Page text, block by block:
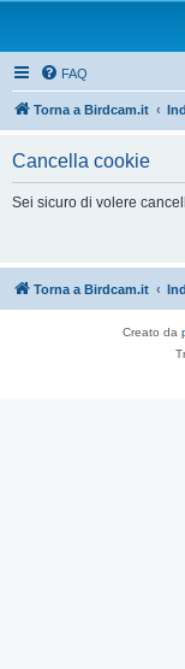
FAQ
Torna a Birdcam.it
Cancella cookie
Sei sicuro di volere
Torna a Birdcam.it
Creato da